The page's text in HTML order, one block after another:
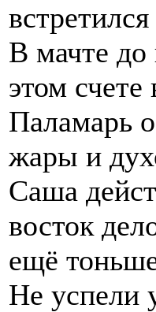
В мачте
этом
Паламарь
жары и
Саша
восток
ещё
Не успели